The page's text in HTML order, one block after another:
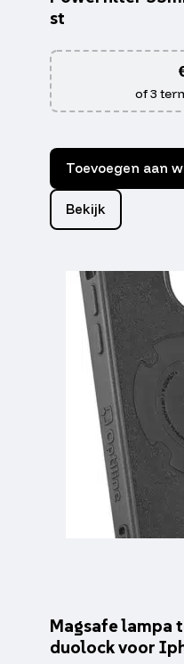
st
of 3
Toevoegen aan
Bekijk
Magsafe lampa
duolock voor